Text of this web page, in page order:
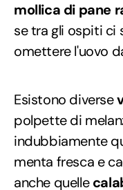
mollica di pane
se tra gli ospiti ci
omettere l'uovo
Esistono diverse
polpette di
indubbiamente
menta fresca e
anche quelle